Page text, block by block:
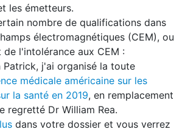
les émetteurs.
nombre de qualifications dans
électromagnétiques (CEM), ou
l'intolérance aux CEM :
Patrick, j'ai organisé la toute
médicale américaine sur les
la santé en 2019, en remplacement
regretté Dr William Rea.
dans votre dossier et vous verrez